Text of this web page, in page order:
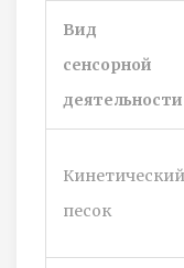
Вид
сенсорной
деятельности
Кинетический
песок